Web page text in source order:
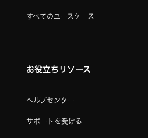
すべてのユースケース
お役立ちリソース
ヘルプセンター
サポートを受ける